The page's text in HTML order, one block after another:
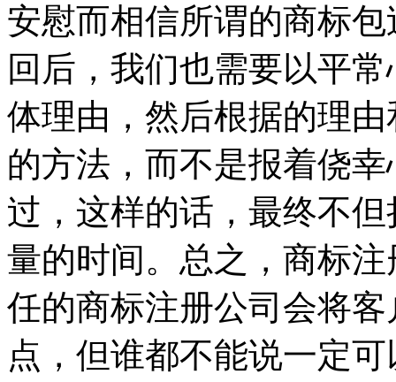
安慰而相信所谓的商标
回后，我们也需要以平
体理由，然后根据的理
的方法，而不是报着侥
过，这样的话，最终不
量的时间。总之，商标
任的商标注册公司会将
点，但谁都不能说一定